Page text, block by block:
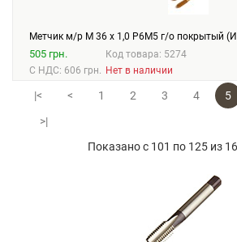
Метчик м/р М 36 х 1,0 Р6М5 г/о покрытый
505 грн.
С НДС: 606 грн.
Код товара: 5274
Нет в наличии
|< < 1 2 3 4 5
>|
Показано с 101 по 125 из